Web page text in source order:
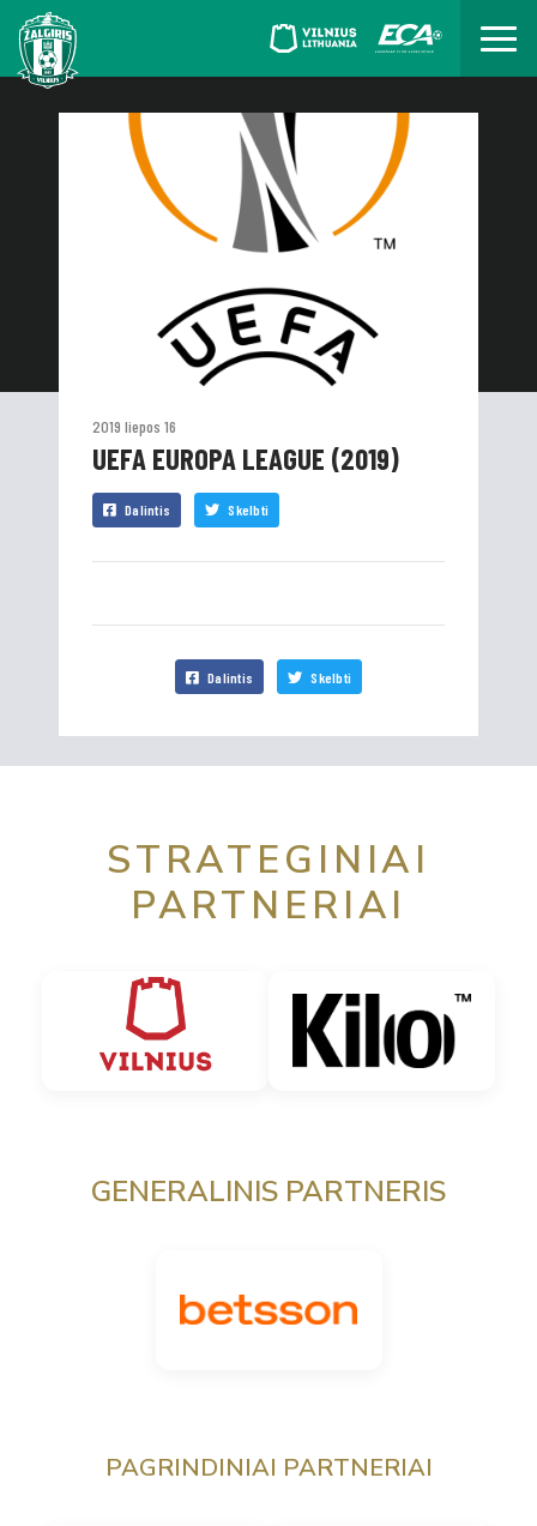
2019 liepos 16
UEFA EUROPA LEAGUE (2019)
Dalintis Skelbti
Dalintis Skelbti
STRATEGINIAI
PARTNERIAI
GENERALINIS PARTNERIS
PAGRINDINIAI PARTNERIAI